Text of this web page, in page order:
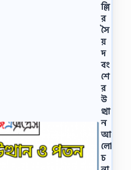
ল্লি
র
সৈ
য়
দ
বং
শে
র
উ
ত্থা
ন
আ
লো
চ